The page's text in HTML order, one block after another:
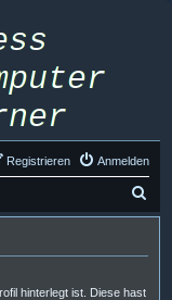
Anmelden
Registrieren
u
hinterlegt ist. Diese hast